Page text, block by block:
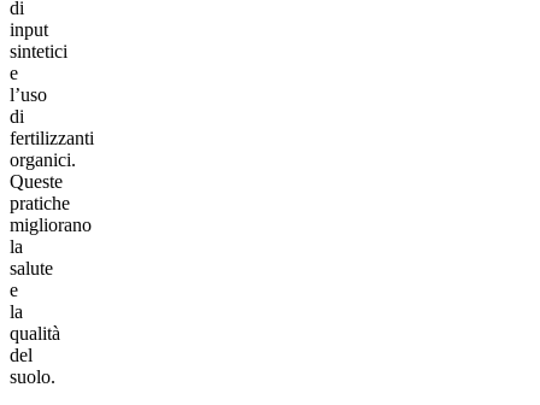
di
input
sintetici
e
l’uso
di
fertilizzanti
organici.
Queste
pratiche
migliorano
la
salute
e
la
qualità
del
suolo.